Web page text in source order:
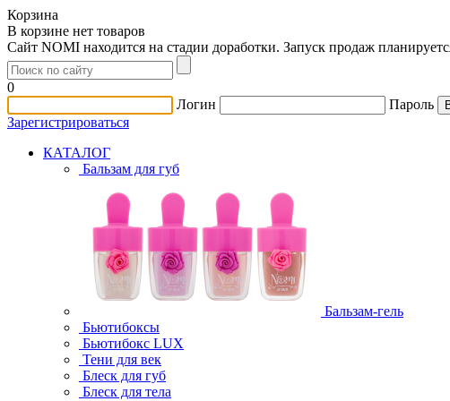
Корзина
В корзине нет товаров
Сайт NOMI находится на стадии доработки. Запуск продаж
0
Логин
Пароль
Зарегистрироваться
КАТАЛОГ
Бальзам для губ
Бальзам-гель
Бьютибоксы
Бьютибокс LUX
Тени для век
Блеск для губ
Блеск для тела